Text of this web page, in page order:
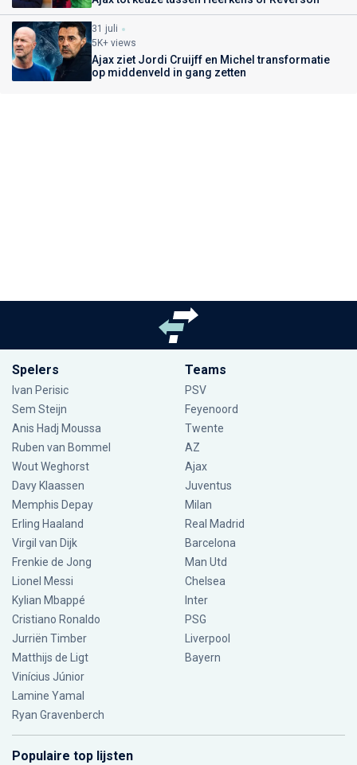
31 juli
5K+ views
Ajax ziet Jordi Cruijff en Michel transformatie
op middenveld in gang zetten
Spelers
Ivan Perisic
Sem Steijn
Anis Hadj Moussa
Ruben van Bommel
Wout Weghorst
Davy Klaassen
Memphis Depay
Erling Haaland
Virgil van Dijk
Frenkie de Jong
Lionel Messi
Kylian Mbappé
Cristiano Ronaldo
Jurriën Timber
Matthijs de Ligt
Vinícius Júnior
Lamine Yamal
Ryan Gravenberch
Teams
PSV
Feyenoord
Twente
AZ
Ajax
Juventus
Milan
Real Madrid
Barcelona
Man Utd
Chelsea
Inter
PSG
Liverpool
Bayern
Populaire top lijsten